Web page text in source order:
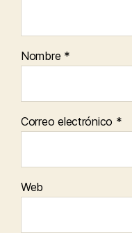
Nombre *
Correo electrónico *
Web